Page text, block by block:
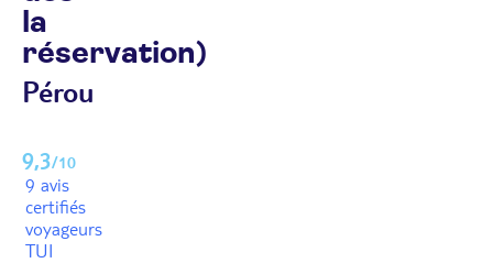
la
réservation)
Pérou
9,3/10
9 avis
certifiés
voyageurs
TUI